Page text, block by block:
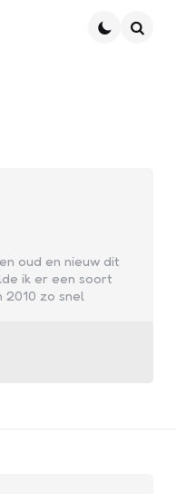
oud en nieuw dit
ik er een soort
2010 zo snel